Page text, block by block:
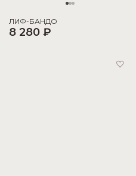
ЛИФ-БАНДО
8 280 ₽